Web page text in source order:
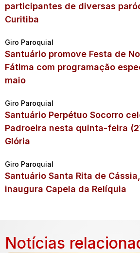
participantes de diversas
Curitiba
Giro Paroquial
Santuário promove Festa de
Fátima com programação
maio
Giro Paroquial
Santuário Perpétuo Socorro
Padroeira nesta quinta-feira
Glória
Giro Paroquial
Santuário Santa Rita de
inaugura Capela da Relíquia
Notícias